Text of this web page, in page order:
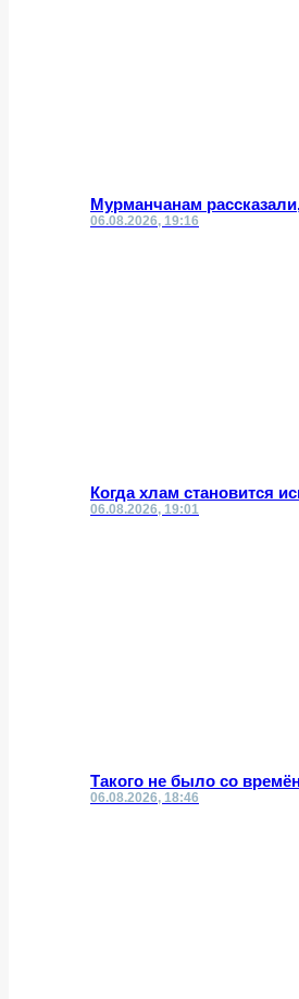
Мурманчанам
06.08.2026, 19:16
Когда хлам становится
06.08.2026, 19:01
Такого не было со
06.08.2026, 18:46